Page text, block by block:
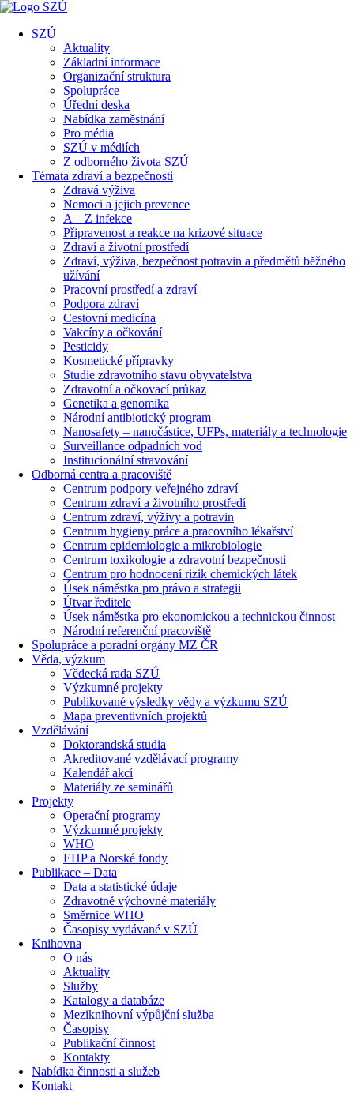
SZÚ
Aktuality
Základní informace
Organizační struktura
Spolupráce
Úřední deska
Nabídka zaměstnání
Pro média
SZÚ v médiích
Z odborného života SZÚ
Témata zdraví a bezpečnosti
Zdravá výživa
Nemoci a jejich prevence
A – Z infekce
Připravenost a reakce na krizové situace
Zdraví a životní prostředí
Zdraví, výživa, bezpečnost potravin a předmětů běžného
užívání
Pracovní prostředí a zdraví
Podpora zdraví
Cestovní medicína
Vakcíny a očkování
Pesticidy
Kosmetické přípravky
Studie zdravotního stavu obyvatelstva
Zdravotní a očkovací průkaz
Genetika a genomika
Národní antibiotický program
Nanosafety – nanočástice, UFPs, materiály a technologie
Surveillance odpadních vod
Institucionální stravování
Odborná centra a pracoviště
Centrum podpory veřejného zdraví
Centrum zdraví a životního prostředí
Centrum zdraví, výživy a potravin
Centrum hygieny práce a pracovního lékařství
Centrum epidemiologie a mikrobiologie
Centrum toxikologie a zdravotní bezpečnosti
Centrum pro hodnocení rizik chemických látek
Úsek náměstka pro právo a strategii
Útvar ředitele
Úsek náměstka pro ekonomickou a technickou činnost
Národní referenční pracoviště
Spolupráce a poradní orgány MZ ČR
Věda, výzkum
Vědecká rada SZÚ
Výzkumné projekty
Publikované výsledky vědy a výzkumu SZÚ
Mapa preventivních projektů
Vzdělávání
Doktorandská studia
Akreditované vzdělávací programy
Kalendář akcí
Materiály ze seminářů
Projekty
Operační programy
Výzkumné projekty
WHO
EHP a Norské fondy
Publikace – Data
Data a statistické údaje
Zdravotně výchovné materiály
Směrnice WHO
Časopisy vydávané v SZÚ
Knihovna
O nás
Aktuality
Služby
Katalogy a databáze
Meziknihovní výpůjční služba
Časopisy
Publikační činnost
Kontakty
Nabídka činnosti a služeb
Kontakt